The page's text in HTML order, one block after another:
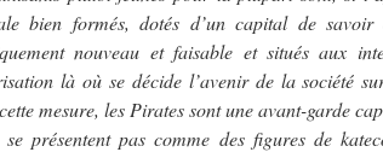
bien formés, dotés d’un capital de
nouveau et faisable et situés aux
là où se décide l’avenir de la société
mesure, les Pirates sont une avant-garde
présentent pas comme des figures de